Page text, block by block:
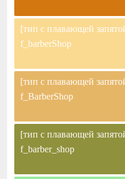
[тип с плавающей
f_barberShop
[тип с плавающей
f_BarberShop
[тип с плавающей
f_barber_shop